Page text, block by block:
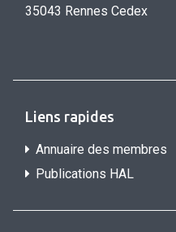
35043 Rennes Cedex
Liens rapides
Annuaire des membres
Publications HAL